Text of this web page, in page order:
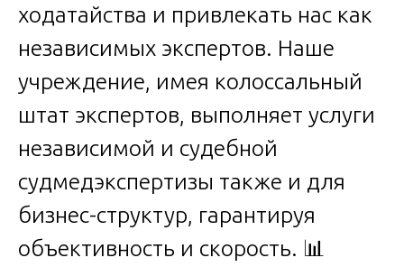
ходатайства и привлекать нас как
независимых экспертов. Наше
учреждение, имея колоссальный
штат экспертов, выполняет услуги
независимой и судебной
судмедэкспертизы также и для
бизнес-структур, гарантируя
объективность и скорость. 📊